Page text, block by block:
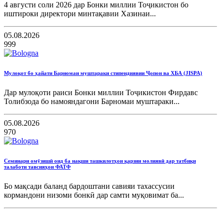
4 августи соли 2026 дар Бонки миллии Тоҷикистон бо
иштироки директори минтақавии Хазинаи...
05.08.2026
999
Мулоқот бо ҳайати Барномаи муштараки стипендиявии Ҷопон ва ХБА (JISPA)
Дар мулоқоти раиси Бонки миллии Тоҷикистон Фирдавс
Толибзода бо намояндагони Барномаи муштараки...
05.08.2026
970
Семинари омӯзишӣ оид ба нақши ташкилотҳои қарзии молиявӣ дар татбиқи
талаботи тавсияҳои ФАТФ
Бо мақсади баланд бардоштани савияи тахассусии
кормандони низоми бонкӣ дар самти муқовимат ба...